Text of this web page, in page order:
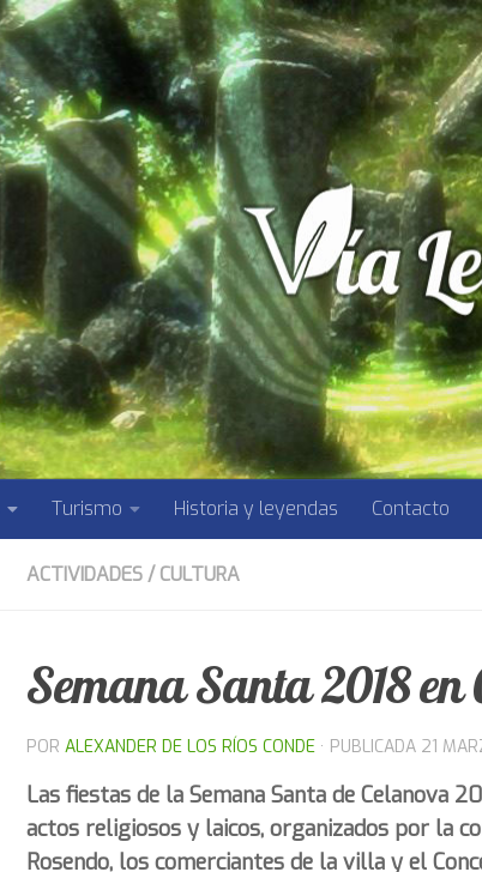
Turismo Historia y leyendas Contacto
ACTIVIDADES/ CULTURA
Semana Santa 2018 en
POR ALEXANDER DE LOS RÍOS CONDE · PUBLICADA 21
Las fiestas de la Semana Santa de Celanova
actos religiosos y laicos, organizados por la
Rosendo, los comerciantes de la villa y el